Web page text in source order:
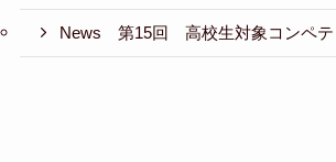
News 第15回 高校生対象コンペテ